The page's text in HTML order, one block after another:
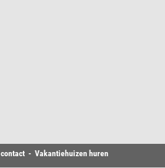
contact - Vakantiehuizen huren